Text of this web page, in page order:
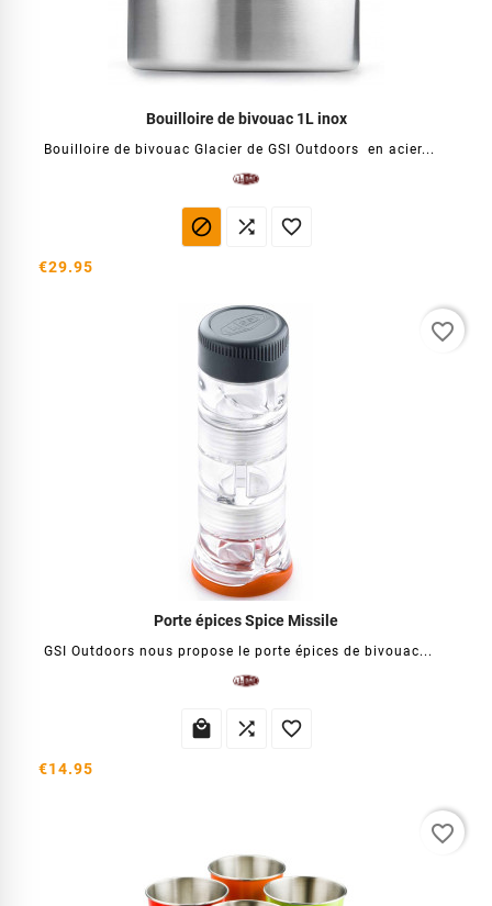
Bouilloire de bivouac 1L inox
Bouilloire de bivouac Glacier de GSI Outdoors en acier...
  
€29.95
Porte épices Spice Missile
GSI Outdoors nous propose le porte épices de bivouac...
  
€14.95
favorite_border
favorite_border